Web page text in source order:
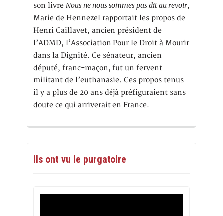
son livre Nous ne nous sommes pas dit au revoir,
Marie de Hennezel rapportait les propos de
Henri Caillavet, ancien président de
l’ADMD, l’Association Pour le Droit à Mourir
dans la Dignité. Ce sénateur, ancien
député, franc-maçon, fut un fervent
militant de l’euthanasie. Ces propos tenus
il y a plus de 20 ans déjà préfiguraient sans
doute ce qui arriverait en France.
Ils ont vu le purgatoire